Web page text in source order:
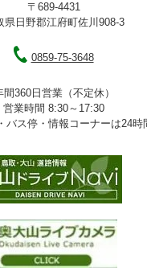
〒689-4431
県日野郡江府町佐川908-3
0859-75-3648
間360日営業（不定休）
営業時間 8:30～17:30
バス停・情報コーナーは24時